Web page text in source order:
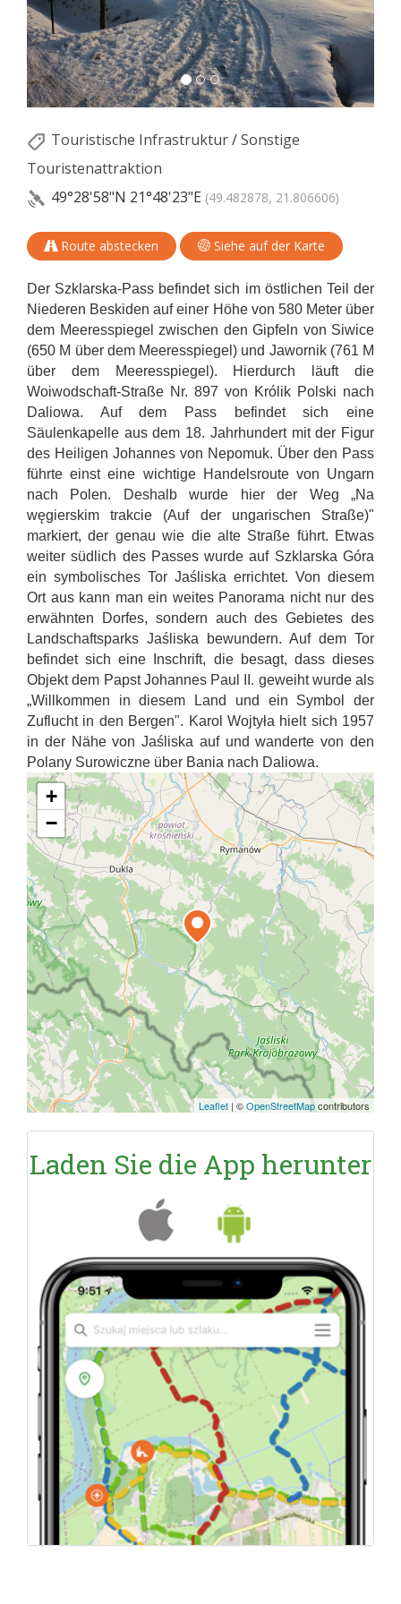
Touristische Infrastruktur/Sonstige
Touristenattraktion
49°28'58"N 21°48'23"E (49.482878, 21.806606)
Route abstecken Siehe auf der Karte
Der Szklarska-Pass befindet sich im östlichen Teil der
Niederen Beskiden auf einer Höhe von 580 Meter über
dem Meeresspiegel zwischen den Gipfeln von Siwice
(650 M über dem Meeresspiegel) und Jawornik (761 M
über dem Meeresspiegel). Hierdurch läuft die
Woiwodschaft-Straße Nr. 897 von Królik Polski nach
Daliowa. Auf dem Pass befindet sich eine
Säulenkapelle aus dem 18. Jahrhundert mit der Figur
des Heiligen Johannes von Nepomuk. Über den Pass
führte einst eine wichtige Handelsroute von Ungarn
nach Polen. Deshalb wurde hier der Weg „Na
węgierskim trakcie (Auf der ungarischen Straße)"
markiert, der genau wie die alte Straße führt. Etwas
weiter südlich des Passes wurde auf Szklarska Góra
ein symbolisches Tor Jaśliska errichtet. Von diesem
Ort aus kann man ein weites Panorama nicht nur des
erwähnten Dorfes, sondern auch des Gebietes des
Landschaftsparks Jaśliska bewundern. Auf dem Tor
befindet sich eine Inschrift, die besagt, dass dieses
Objekt dem Papst Johannes Paul II. geweiht wurde als
„Willkommen in diesem Land und ein Symbol der
Zuflucht in den Bergen". Karol Wojtyła hielt sich 1957
in der Nähe von Jaśliska auf und wanderte von den
Polany Surowiczne über Bania nach Daliowa.
+
−
Leaflet | ©OpenStreetMapcontributors
Laden Sie die App herunter